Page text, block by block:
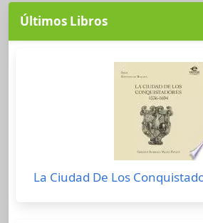
Últimos Libros
La Ciudad De Los